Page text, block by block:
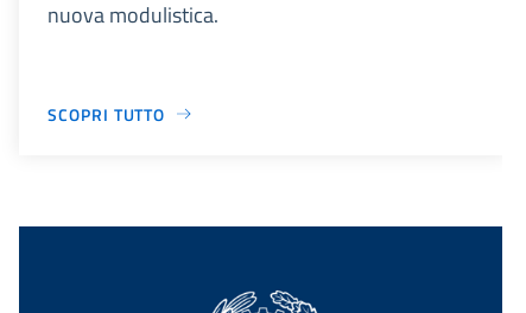
nuova modulistica.
SCOPRI TUTTO